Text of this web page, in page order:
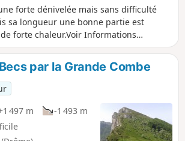
forte dénivelée mais sans difficulté
sa longueur une bonne partie est
forte chaleur.Voir Informations
le passage près des falaises.Réservée
aguerris. Attention, l'itinéraire passe par
pour les animaux sauvages. Il est
certains passages entre le 15 mai et le
spécifique et une déviation du
en place pour accompagner les
par la Grande Combe
497 m
-1 493 m